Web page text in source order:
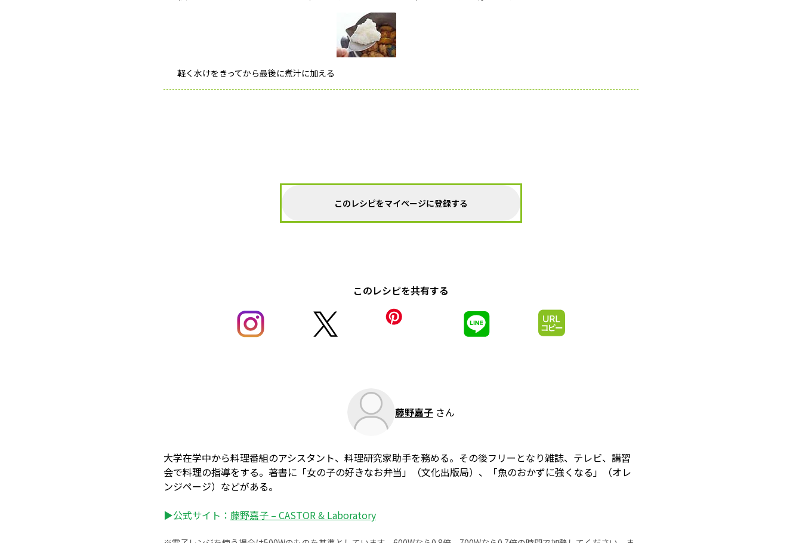
軽く水けをきってから最後に煮汁に加える
このレシピをマイページに登録する
このレシピを共有する
藤野嘉子 さん
大学在学中から料理番組のアシスタント、料理研究家助手を務める。その後フリーとなり雑誌、テレビ、講習
会で料理の指導をする。著書に「女の子の好きなお弁当」（文化出版局）、「魚のおかずに強くなる」（オレ
ンジページ）などがある。
▶公式サイト： 藤野嘉子 – CASTOR & Laboratory